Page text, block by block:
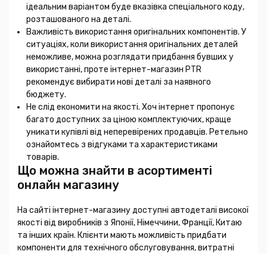
ідеальним варіантом буде вказівка спеціального коду,
розташованого на деталі.
Важливість використання оригінальних компонентів. У
ситуаціях, коли використання оригінальних деталей
неможливе, можна розглядати придбання бувших у
використанні, проте інтернет-магазин PTR
рекомендує вибирати нові деталі за наявного
бюджету.
Не слід економити на якості. Хоч інтернет пропонує
багато доступних за ціною комплектуючих, краще
уникати купівлі від неперевірених продавців. Ретельно
ознайомтесь з відгуками та характеристиками
товарів.
Що можна знайти в асортименті
онлайн магазину
На сайті інтернет-магазину доступні автодеталі високої
якості від виробників з Японії, Німеччини, Франції, Китаю
та інших країн. Клієнти мають можливість придбати
компоненти для технічного обслуговування, витратні